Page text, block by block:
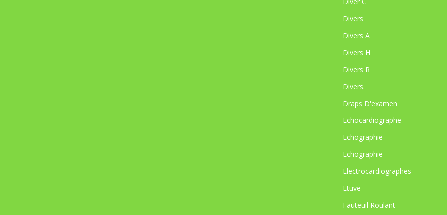
Divers
Divers A
Divers H
Divers R
Divers.
Draps D'examen
Echocardiographe
Echographie
Echographie
Electrocardiographes
Etuve
Fauteuil Roulant